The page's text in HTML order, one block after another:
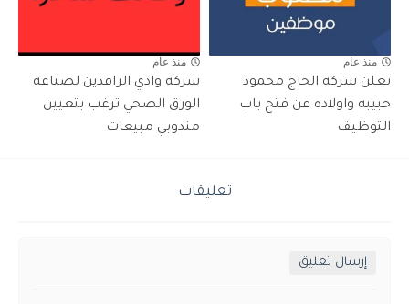
منذ عام
تعلن شركة الحاج محمود
حبيبه واولاده عن فتح باب
التوظيف
منذ عام
شركة وادي الرافدين لصناعة
الورق الصحي ترغب بتعيين
مندوبي مبيعات
تعليقات
إرسال تعليق